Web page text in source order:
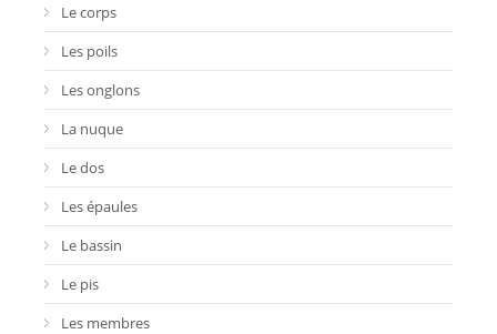
Le corps
Les poils
Les onglons
La nuque
Le dos
Les épaules
Le bassin
Le pis
Les membres